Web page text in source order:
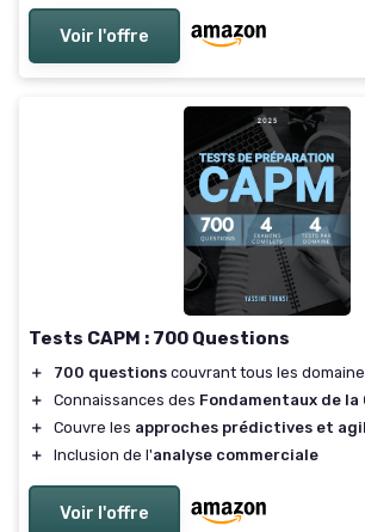
Voir l'offre
Tests CAPM : 700 Questions
＋ 700 questions couvrant tous les
＋
Connaissances des Fondamentaux de
＋
Couvre les approches prédictives et
＋
Inclusion de l'analyse commerciale
Voir l'offre